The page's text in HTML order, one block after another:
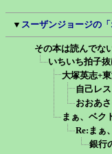
▼ スーザンジョージの
その本は読んでな
いちいち拍子
大塚英志+
自己レス
おおあ
まぁ、ベク
Re:まぁ
銀行